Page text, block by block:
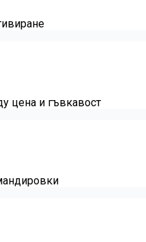
цена и гъвкавост